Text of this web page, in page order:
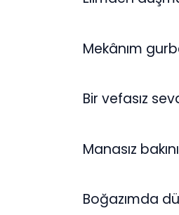
Mekânım
Bir vefasız
Manasız
Boğazımda